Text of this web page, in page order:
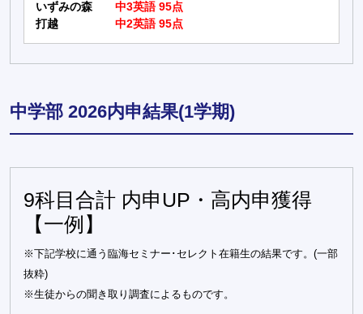
いずみの森
中3英語 95点
打越
中2英語 95点
中学部 2026内申結果(1学期)
9科目合計 内申UP・高内申獲得
【一例】
※下記学校に通う臨海セミナー･セレクト在籍生の結果です。(一部
抜粋)
※生徒からの聞き取り調査によるものです。